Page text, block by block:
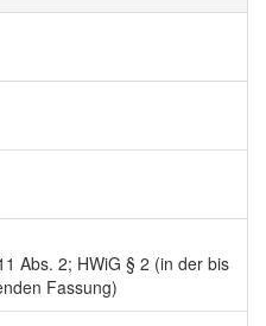
Abs. 2; HWiG § 2 (in der bis
Fassung)